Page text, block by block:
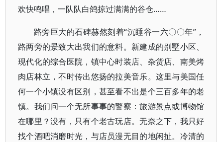
欢快鸣唱，一队队白鸽掠过满满的谷仓……
路旁巨大的石碑赫然刻着“沉睡谷一六〇〇年”，
路两旁的景致大出我们的意料。新建成的别墅小区、
现代化的综合医院，镇中心时装店、杂货店、南美烤
肉店林立，不时传出悠扬的拉美音乐。这里与美国任
何一个小镇没有区别，甚至看不出是个三百多年的老
镇。我们问一个无所事事的警察：旅游景点或博物馆
在哪里？没有，只有个老古玩店。无奈之下，我只好
找个酒吧消磨时光，与店员漫无目的地闲扯。冷清的